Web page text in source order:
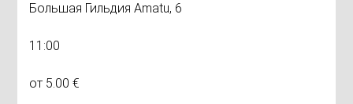
Большая Гильдия Amatu, 6
11:00
от 5.00 €